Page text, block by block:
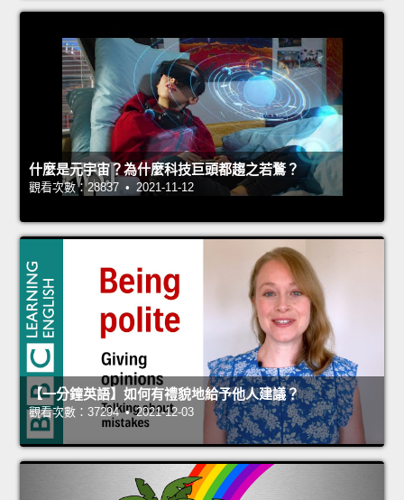
什麼是元宇宙？為什麼科技巨頭都趨之若鶩？
觀看次數：28837 • 2021-11-12
【一分鐘英語】如何有禮貌地給予他人建議？
觀看次數：37294 • 2021-12-03